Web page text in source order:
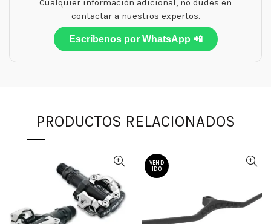
Cualquier información adicional, no dudes en
contactar a nuestros expertos.
Escríbenos por WhatsApp 📲
PRODUCTOS RELACIONADOS
VEND
IDO